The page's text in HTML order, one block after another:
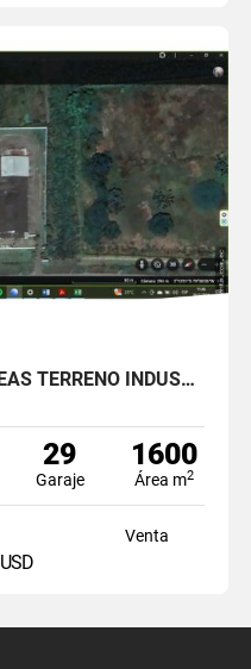
YAGUACHI 2 HECTÁREAS TERRENO INDUSTRIAL EN VENTA | VIA MILAGRO KM 26
29
Garaje
1600
Área m2
Venta
USD